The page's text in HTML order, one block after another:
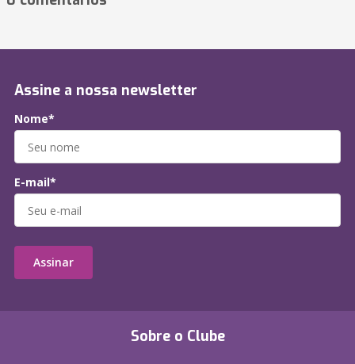
Sobre o Clube
Assine a nossa newsletter
Nome*
E-mail*
Assinar